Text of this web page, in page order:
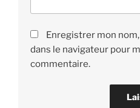
Enregistrer mon
dans le navigateur pour
commentaire.